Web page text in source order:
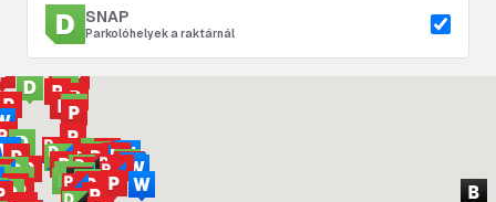
SNAP
Parkolóhelyek a raktárnál